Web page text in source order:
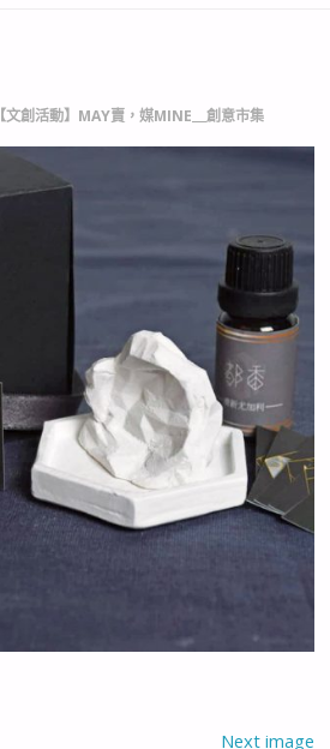
【文創活動】MAY賣，媒MINE＿創意市集
Next image